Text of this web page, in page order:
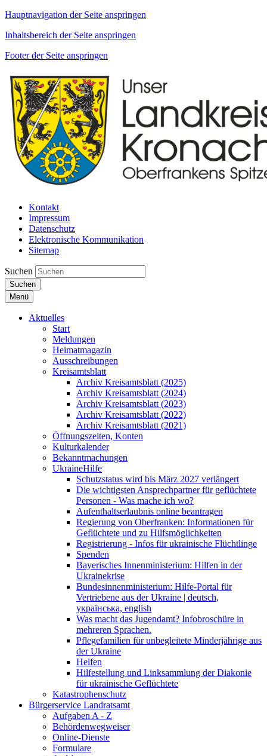
Hauptnavigation der Seite anspringen
Inhaltsbereich der Seite anspringen
Footer der Seite anspringen
Kontakt
Impressum
Datenschutz
Elektronische Kommunikation
Sitemap
Suchen
Suchen
Menü
Aktuelles
Start
Meldungen
Heimatmagazin
Ausschreibungen
Kreisamtsblatt
Archiv Kreisamtsblatt (2025)
Archiv Kreisamtsblatt (2024)
Archiv Kreisamtsblatt (2023)
Archiv Kreisamtsblatt (2022)
Archiv Kreisamtsblatt (2021)
Öffnungszeiten, Konten
Kulturkalender
Bekanntmachungen
UkraineHilfe
Schutzstatus wird bis März 2027 verlängert
Die wichtigsten Ansprechpartner für geflüchtete
Personen - Was mache ich wo?
Aufenthaltserlaubnis online beantragen
Regierung von Oberfranken: Informationen für
Geflüchtete und zu Hilfsmöglichkeiten
Registrierung - Infos für ukrainische Flüchtlinge
Spenden
Bayerisches Innenministerium: Hilfen in der
Ukrainekrise
Bundesinnenministerium: Hilfe-Portal für
Vertriebene aus der Ukraine | deutsch,
українська, english
Was macht das Jugendamt? Infobroschüre in
mehreren Sprachen.
Pflegefamilien für unbegleitete Minderjährige aus
der Ukraine
Helfen
Hilfestellung und Linksammlung der Diakonie
für ukrainische Geflüchtete
Katastrophenschutz
Bürgerservice Landratsamt
Aufgaben A - Z
Behördenwegweiser
Online-Dienste
Formulare